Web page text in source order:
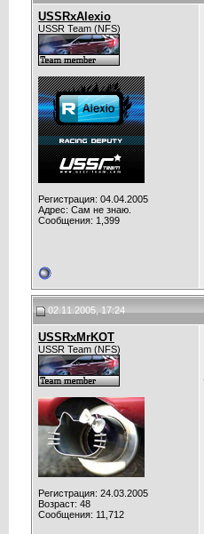
USSRxAlexio
USSR Team (NFS)
Регистрация: 04.04.2005
Адрес: Сам не знаю.
Сообщения: 1,399
02.11.2005, 17:24
USSRxMrKOT
USSR Team (NFS)
Регистрация: 24.03.2005
Возраст: 48
Сообщения: 11,712